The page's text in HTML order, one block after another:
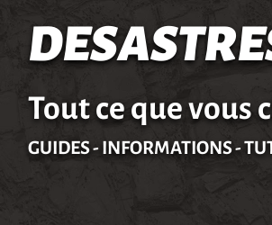
Tout ce que vous
GUIDES - INFORMATIONS -